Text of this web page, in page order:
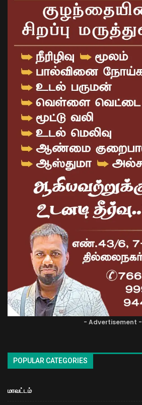
- Advertisement -
POPULAR CATEGORIES
மாவட்டம்